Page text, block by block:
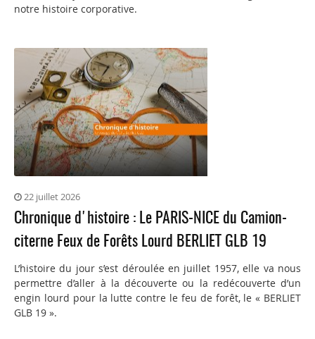
notre histoire corporative.
22 juillet 2026
Chronique d'histoire : Le PARIS-NICE du Camion-
citerne Feux de Forêts Lourd BERLIET GLB 19
L’histoire du jour s’est déroulée en juillet 1957, elle va nous
permettre d’aller à la découverte ou la redécouverte d’un
engin lourd pour la lutte contre le feu de forêt, le « BERLIET
GLB 19 ».